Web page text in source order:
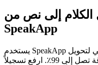
الكلام إلى نص من
SpeakApp
يستخدم SpeakApp التعرف على الكلام بالذكاء الاصطناعي لتحويل
الكلام المنطوق إلى نص مكتوب بدقة تصل إلى 99٪. ارفع تسجيلاً